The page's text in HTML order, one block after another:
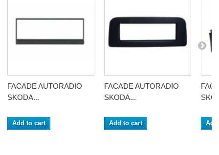
FACADE AUTORADIO
SKODA...
Add to cart
FACADE AUTORADIO
SKODA...
Add to cart